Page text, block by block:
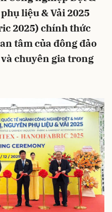
liệu & Vải 2025
2025) chính thức
tâm của đông đảo
chuyên gia trong